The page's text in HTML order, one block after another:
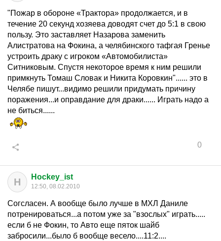
"Пожар в обороне «Трактора» продолжается, и в
течение 20 секунд хозяева доводят счет до 5:1 в свою
пользу. Это заставляет Назарова заменить
Алистратова на Фокина, а челябинского тафгая Гренье
устроить драку с игроком «Автомобилиста»
Ситниковым. Спустя некоторое время к ним решили
примкнуть Томаш Словак и Никита Коровкин"...... это в
Челябе пишут...видимо решили придумать причину
поражения...и оправдание для драки...... Играть надо а
не биться......
0
H Hockey_ist
12:50, 08.02.2010
Согсласен. А вообще было лучше в МХЛ Даниле
потренироваться...а потом уже за "взослых" играть.....
если б не Фокин, то Авто еще пяток шайб
забросили...было б вообще весело....11:2....